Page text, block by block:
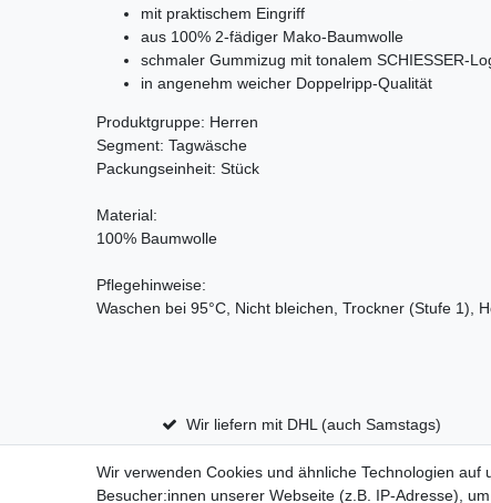
mit praktischem Eingriff
aus 100% 2-fädiger Mako-Baumwolle
schmaler Gummizug mit tonalem SCHIESSER-
in angenehm weicher Doppelripp-Qualität
Produktgruppe: Herren
Segment: Tagwäsche
Packungseinheit: Stück
Material:
100% Baumwolle
Pflegehinweise:
Waschen bei 95°C, Nicht bleichen, Trockner (Stufe 1),
Wir liefern mit DHL (auch Samstags)
Wir verwenden Cookies und ähnliche Technologien
Besucher:innen unserer Webseite (z.B. IP-Adresse),